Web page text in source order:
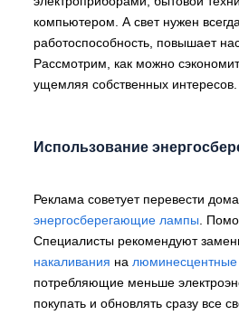
компьютером. А свет нужен
работоспособность, повышает
Рассмотрим, как можно
ущемляя собственных интересов.
Использование
Реклама советует перевести
энергосберегающие лампы .
Специалисты рекомендуют
накаливания на люминесцентные
потребляющие меньше
покупать и обновлять сразу все